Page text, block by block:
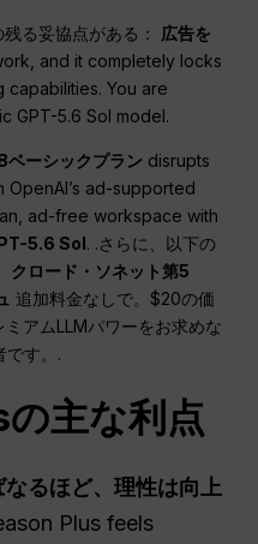
る妥協点がある： 広告を
and it completely locks
You are
GPT-5.6 Sol model.
ーシックプラン disrupts
OpenAI’s ad-supported
ad-free workspace with
5.6 Sol. .さらに、以下の
クロード・ソネット第5
追加料金なしで。$20の価
アムLLMパワーをお求めな
です。.
主な利点
るほど、理性は向上
Plus feels